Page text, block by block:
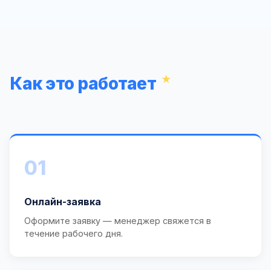
Как это работает
01
Онлайн-заявка
Оформите заявку — менеджер свяжется в
течение рабочего дня.